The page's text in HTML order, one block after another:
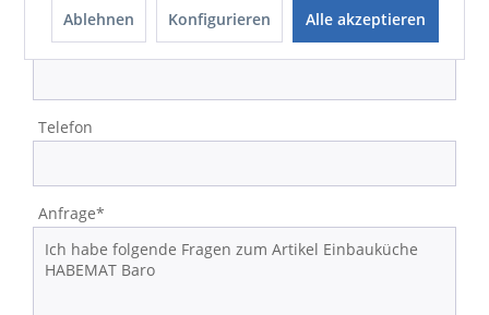
E-Mail-Adresse*
Telefon
Anfrage*
Ablehnen Konfigurieren Alle akzeptieren